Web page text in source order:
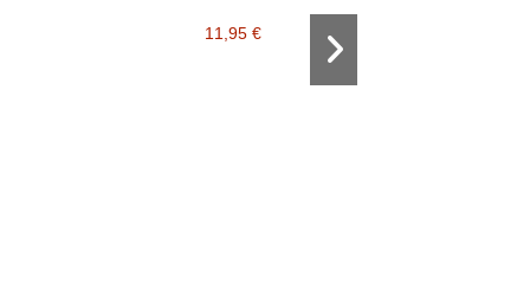
11,95 €